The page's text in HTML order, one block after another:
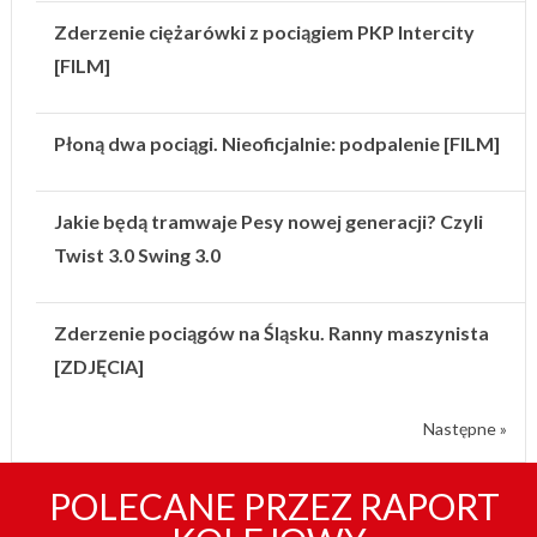
Zderzenie ciężarówki z pociągiem PKP Intercity
[FILM]
Płoną dwa pociągi. Nieoficjalnie: podpalenie [FILM]
Jakie będą tramwaje Pesy nowej generacji? Czyli
Twist 3.0 Swing 3.0
Zderzenie pociągów na Śląsku. Ranny maszynista
[ZDJĘCIA]
Następne »
POLECANE PRZEZ RAPORT